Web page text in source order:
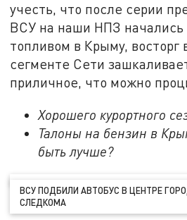
учесть, что после серии
ВСУ на наши НПЗ начались
топливом в Крыму, восторг
сегменте Сети
приличное, что можно
Хорошего курортного
Талоны на бензин в
быть лучше?
ВСУ ПОДБИЛИ АВТОБУС В ЦЕНТРЕ
СЛЕДКОМА